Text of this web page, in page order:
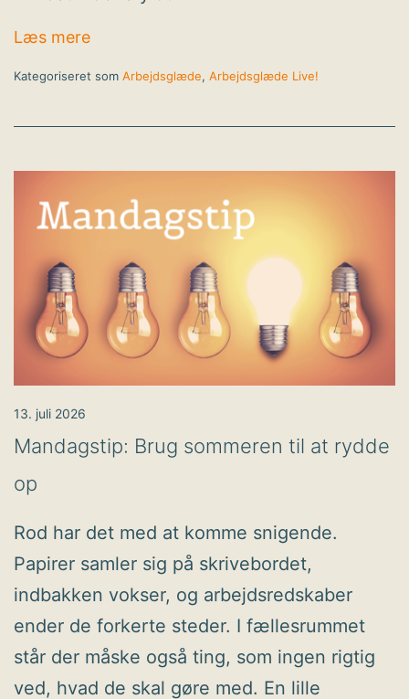
Læs mere4 spændende temaer på Arbejdsglæde
Kategoriseret som Arbejdsglæde, Arbejdsglæde Live!
Mandagstip: Brug sommeren til at rydde
op
13. juli 2026
Rod har det med at komme snigende.
Papirer samler sig på skrivebordet,
indbakken vokser, og arbejdsredskaber
ender de forkerte steder. I fællesrummet
står der måske også ting, som ingen rigtig
ved, hvad de skal gøre med. En lille